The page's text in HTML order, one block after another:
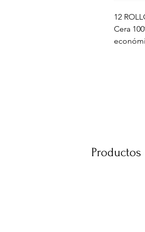
12
Cera
2.
4.
5.
retire la